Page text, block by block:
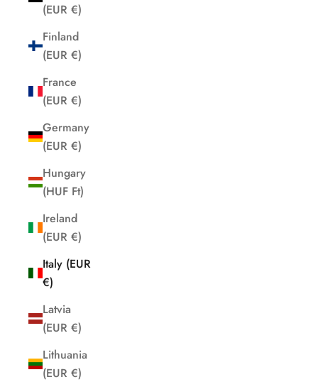
(EUR €)
Finland
(EUR €)
France
(EUR €)
Germany
(EUR €)
Hungary
(HUF Ft)
Ireland
(EUR €)
Italy (EUR
€)
Latvia
(EUR €)
Lithuania
(EUR €)